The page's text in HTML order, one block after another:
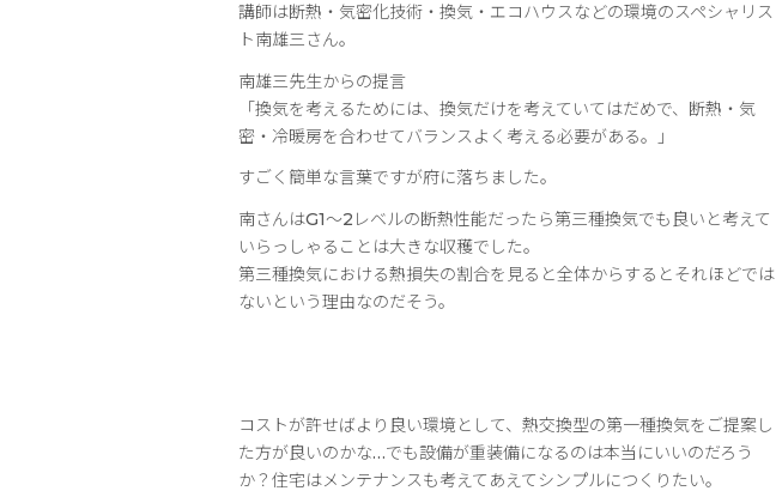
講師は断熱・気密化技術・換気・エコハウスなどの環境のスペシャリス
ト南雄三さん。
南雄三先生からの提言
「換気を考えるためには、換気だけを考えていてはだめで、断熱・気
密・冷暖房を合わせてバランスよく考える必要がある。」
すごく簡単な言葉ですが府に落ちました。
南さんはG1～2レベルの断熱性能だったら第三種換気でも良いと考えて
いらっしゃることは大きな収穫でした。
第三種換気における熱損失の割合を見ると全体からするとそれほどでは
ないという理由なのだそう。
コストが許せばより良い環境として、熱交換型の第一種換気をご提案し
た方が良いのかな…でも設備が重装備になるのは本当にいいのだろう
か？住宅はメンテナンスも考えてあえてシンプルにつくりたい。